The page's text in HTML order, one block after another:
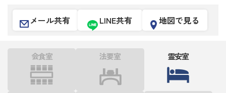
メール共有 LINE共有 地図で見る
会食室 法要室 霊安室